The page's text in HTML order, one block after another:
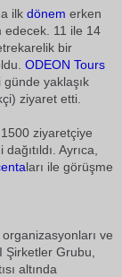
ilk dönem erken
edecek. 11 ile 14
bir
ODEON Tours
günde yaklaşık
ziyaret etti.
ziyaretçiye
Ayrıca,
ları ile görüşme
ve
Grubu,
altında